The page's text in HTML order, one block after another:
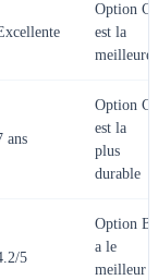
Option C
est la
meilleure
ans
Option C
est la
plus
durable
5
Option B
a le
meilleur